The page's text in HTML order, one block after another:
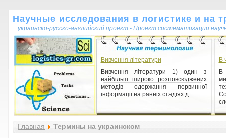
Научные исследования в логистике и на
украинско-русско-английский проект - Проект систематизации
Вивчення літератури
Вивчення літератури 1) один з
найбільш широко розповсюджених
методів одержання первинної
інформації на ранніх стадіях д...
Монографія (від грец. monos - один,
єдиний; grapho - пишу)
В
В
Главная Термины на украинском